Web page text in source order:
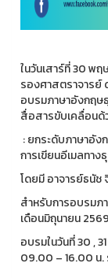
ในวันเสาร์ที่ 30 พ
รองศาสตราจารย์
อบรมภาษาอังกฤษ
สื่อสารขับเคลื่อน
: ยกระดับภาษาอัง
การเขียนอีเมลทา
โดยมี อาจารย์ธนัช
สำหรับการอบรม
เดือนมิถุนายน 2569
อบรมในวันที่ 30 ,
09.00 – 16.00 น